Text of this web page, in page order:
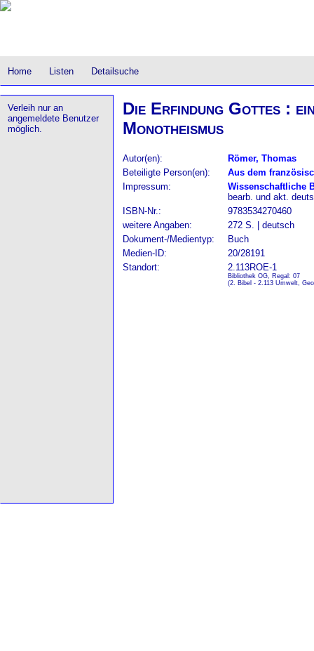
Home Listen Detailsuche
Verleih nur an
angemeldete Benutzer
möglich.
Die Erfindung Gottes :
Monotheismus
Autor(en):
Römer, Thomas
Beteiligte Person(en):
Aus dem
Impressum:
Wissenschaftliche
bearb. und akt.
ISBN-Nr.:
9783534270460
weitere Angaben:
272 S. | deutsch
Dokument-/Medientyp:
Buch
Medien-ID:
20/28191
Standort:
2.113ROE-1
Bibliothek OG, Regal: 07
(2. Bibel - 2.113 Umwelt,